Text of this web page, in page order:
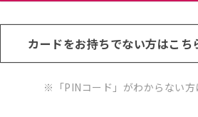
カードをお持ちでない方はこち
※「PINコード」がわからない方